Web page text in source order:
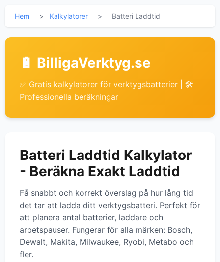
Hem > Kalkylatorer > Batteri Laddtid
🔋 BilligaVerktyg.se
✅ Gratis kalkylatorer för verktygsbatterier | 🛠
Professionella beräkningar
Batteri Laddtid Kalkylator
- Beräkna Exakt Laddtid
Få snabbt och korrekt överslag på hur lång tid
det tar att ladda ditt verktygsbatteri. Perfekt för
att planera antal batterier, laddare och
arbetspauser. Fungerar för alla märken: Bosch,
Dewalt, Makita, Milwaukee, Ryobi, Metabo och
fler.